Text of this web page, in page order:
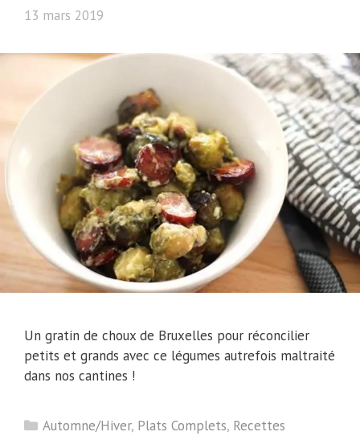
13 mars 2019
Un gratin de choux de Bruxelles pour réconcilier
petits et grands avec ce légumes autrefois maltraité
dans nos cantines !
Catégories
Automne/Hiver, Plats Complets, Recettes